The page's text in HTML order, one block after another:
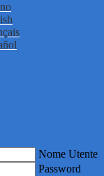
Nome Utente
Password